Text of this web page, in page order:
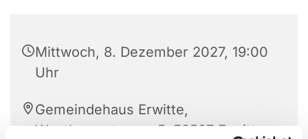
Mittwoch, 8. Dezember 2027, 19:00
Uhr
Gemeindehaus Erwitte,
Westkampstrasse 5, 59597 Erwitte